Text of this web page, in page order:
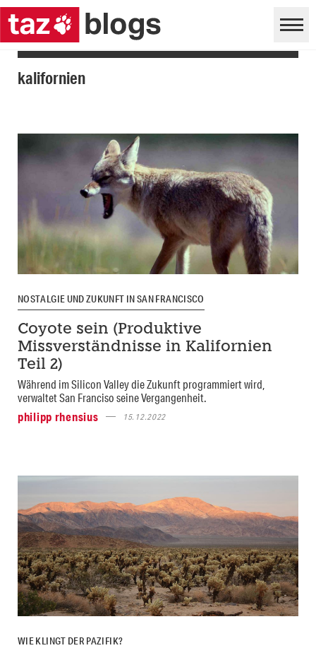
kalifornien
NOSTALGIE UND ZUKUNFT IN SAN FRANCISCO
Coyote sein (Produktive
Missverständnisse in Kalifornien
Teil 2)
Während im Silicon Valley die Zukunft programmiert wird,
verwaltet San Franciso seine Vergangenheit.
philipp rhensius
15.12.2022
WIE KLINGT DER PAZIFIK?